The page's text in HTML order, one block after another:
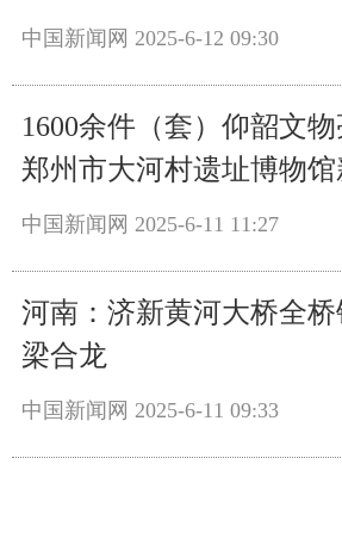
中国新闻网 2025-6-12 09:30
1600余件（套）仰韶文物
郑州市大河村遗址博物馆
中国新闻网 2025-6-11 11:27
河南：济新黄河大桥全桥
梁合龙
中国新闻网 2025-6-11 09:33